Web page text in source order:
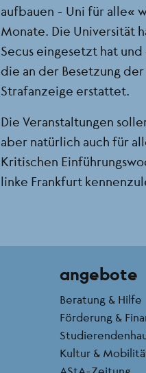
aufbauen - Uni für alle“
Monate. Die Universität
Secus eingesetzt hat
die an der Besetzung
Strafanzeige erstattet.
Die Veranstaltungen
aber natürlich auch für
Kritischen
linke Frankfurt
angebote
Beratung & Hilfe
Förderung &
Kultur &